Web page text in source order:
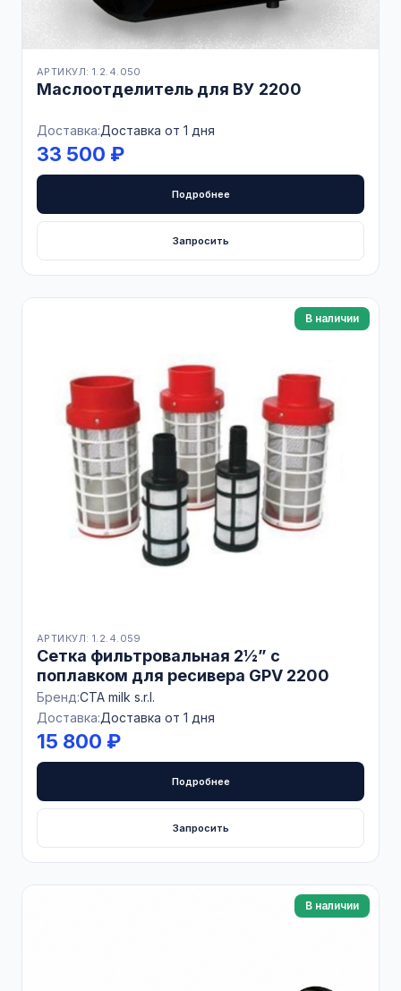
АРТИКУЛ: 1.2.4.050
Маслоотделитель для ВУ 2200
Доставка:Доставка от 1 дня
33 500 ₽
Подробнее
Запросить
В наличии
АРТИКУЛ: 1.2.4.059
Сетка фильтровальная 2½” с
поплавком для ресивера GPV 2200
Бренд:CTA milk s.r.l.
Доставка:Доставка от 1 дня
15 800 ₽
Подробнее
Запросить
В наличии